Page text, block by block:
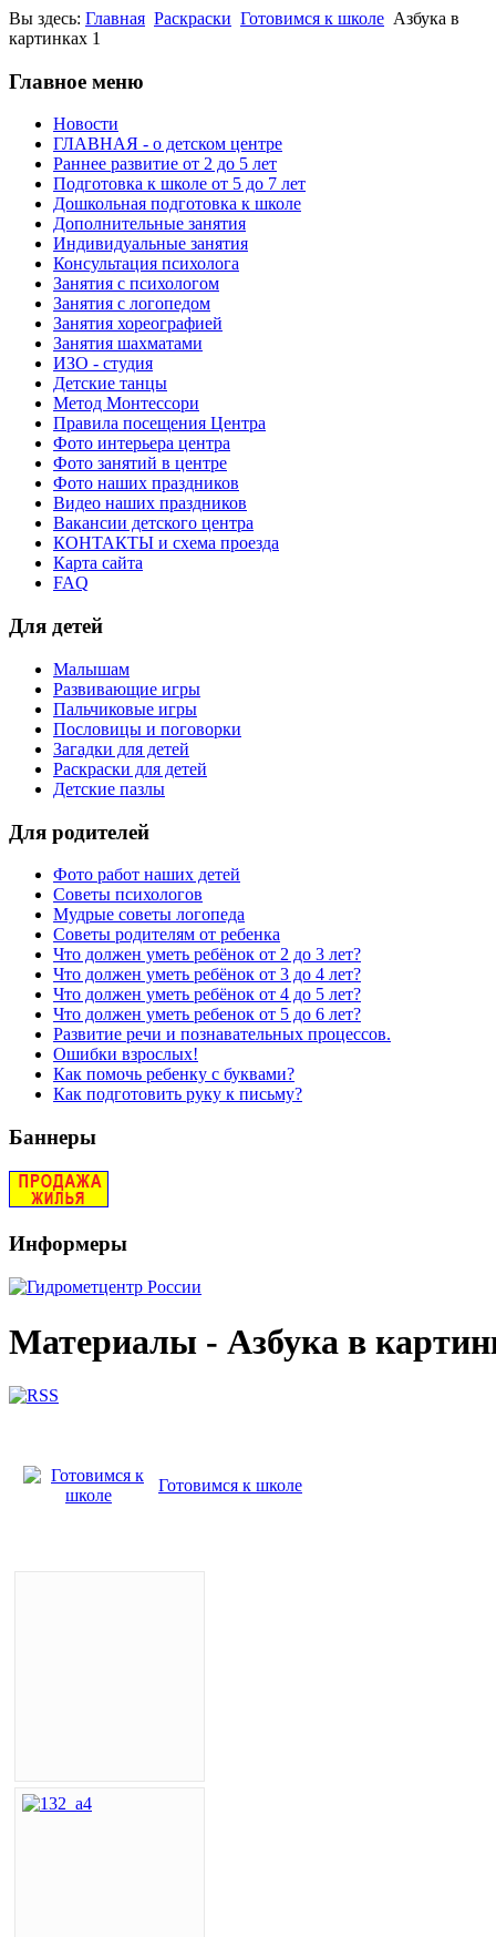
Вы здесь: Главная Раскраски Готовимся к школе Азбука в
картинках 1
Главное меню
Новости
ГЛАВНАЯ - о детском центре
Раннее развитие от 2 до 5 лет
Подготовка к школе от 5 до 7 лет
Дошкольная подготовка к школе
Дополнительные занятия
Индивидуальные занятия
Консультация психолога
Занятия с психологом
Занятия с логопедом
Занятия хореографией
Занятия шахматами
ИЗО - студия
Детские танцы
Метод Монтессори
Правила посещения Центра
Фото интерьера центра
Фото занятий в центре
Фото наших праздников
Видео наших праздников
Вакансии детского центра
КОНТАКТЫ и схема проезда
Карта сайта
FAQ
Для детей
Малышам
Развивающие игры
Пальчиковые игры
Пословицы и поговорки
Загадки для детей
Раскраски для детей
Детские пазлы
Для родителей
Фото работ наших детей
Советы психологов
Мудрые советы логопеда
Советы родителям от ребенка
Что должен уметь ребёнок от 2 до 3 лет?
Что должен уметь ребёнок от 3 до 4 лет?
Что должен уметь ребёнок от 4 до 5 лет?
Что должен уметь ребенок от 5 до 6 лет?
Развитие речи и познавательных процессов.
Ошибки взрослых!
Как помочь ребенку с буквами?
Как подготовить руку к письму?
Баннеры
Информеры
Материалы - Азбука в
Готовимся к школе